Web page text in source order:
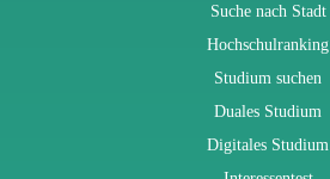
Suche nach Stadt
Hochschulranking
Studium suchen
Duales Studium
Digitales Studium